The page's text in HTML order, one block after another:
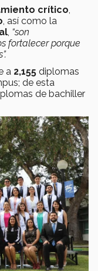
crítico
, así como la
“son
fortalecer porque
a 2,155 diplomas
de esta
de bachiller